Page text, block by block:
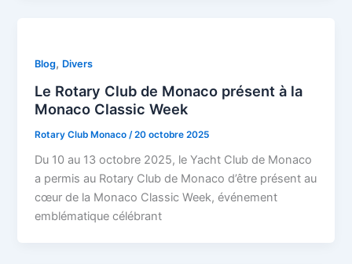
Blog, Divers
Le Rotary Club de Monaco présent à la
Monaco Classic Week
Rotary Club Monaco /20 octobre 2025
Du 10 au 13 octobre 2025, le Yacht Club de Monaco
a permis au Rotary Club de Monaco d’être présent au
cœur de la Monaco Classic Week, événement
emblématique célébrant